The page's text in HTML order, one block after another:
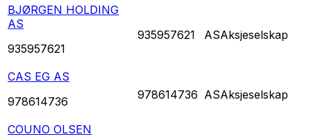
BJØRGEN HOLDING
AS
935957621
935957621 ASAksjeselskap
CAS EG AS
978614736
978614736 ASAksjeselskap
COUNO OLSEN